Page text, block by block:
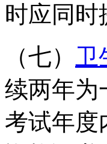
时应同时
（七） 卫
续两年为
考试年度